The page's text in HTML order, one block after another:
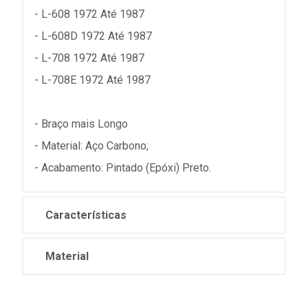
- L-608 1972 Até 1987
- L-608D 1972 Até 1987
- L-708 1972 Até 1987
- L-708E 1972 Até 1987
- Braço mais Longo
- Material: Aço Carbono;
- Acabamento: Pintado (Epóxi) Preto.
Características
Material